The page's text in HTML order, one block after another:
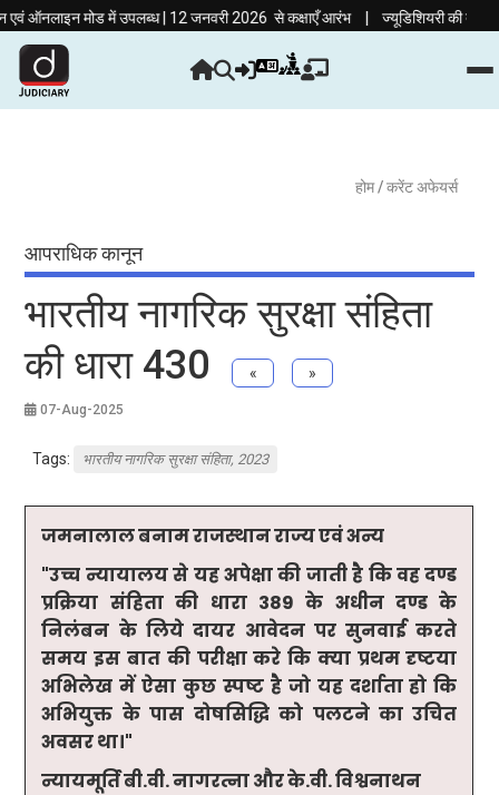
मोड में उपलब्ध | 12 जनवरी 2026 से कक्षाएँ आरंभ|ज्यूडिशियरी की तैयारी अब
होम/ करेंट अफेयर्स
आपराधिक कानून
भारतीय नागरिक सुरक्षा संहिता
की धारा 430
« »
07-Aug-2025
Tags: भारतीय नागरिक सुरक्षा संहिता, 2023
जमनालाल बनाम राजस्थान राज्य एवं अन्य
"उच्च न्यायालय से यह अपेक्षा की जाती है कि वह दण्ड
प्रक्रिया संहिता की धारा 389के अधीन दण्ड के
निलंबन के लिये दायर आवेदन पर सुनवाई करते
समय इस बात की परीक्षा करे कि क्या प्रथम दृष्टया
अभिलेख में ऐसा कुछ स्पष्ट है जो यह दर्शाता हो कि
अभियुक्त के पास दोषसिद्धि को पलटने का उचित
अवसर था।"
न्यायमूर्ति बी.वी. नागरत्ना और के.वी. विश्वनाथन